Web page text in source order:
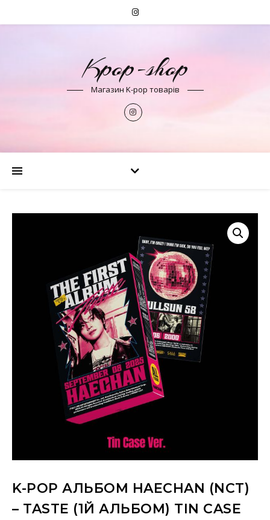
Kpop-shop
Магазин K-pop товарів
K-POP АЛЬБОМ HAECHAN (NCT)
– TASTE (1Й АЛЬБОМ) TIN CASE